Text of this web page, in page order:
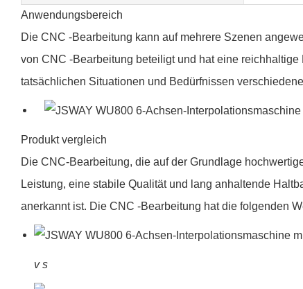
Anwendungsbereich
Die CNC -Bearbeitung kann auf mehrere Szenen
von CNC -Bearbeitung beteiligt und hat eine
tatsächlichen Situationen und Bedürfnissen
Produkt vergleich
Die CNC-Bearbeitung, die auf der Grundlage
Leistung, eine stabile Qualität und lang anhaltende
anerkannt ist. Die CNC -Bearbeitung hat die folgenden
vs